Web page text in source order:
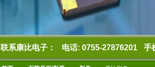
联系康比电子： 电话: 0755-27876201 手